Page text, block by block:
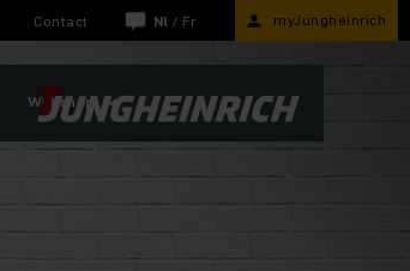
Contact Nl / Fr myJungheinrich
Webshop